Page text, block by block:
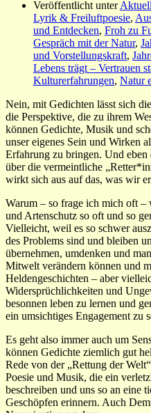
Veröffentlicht unter
Lyrik & Freiluftpoesie,
und Entdecken, Froh zu
Gespräch mit der Natur,
und Vorstellungskraft,
Lebens trägt – Vertrauen
Kulturerfahrungen, Natur
Nein, mit Gedichten lässt sich
die Perspektive, die zu ihrem
können Gedichte, Musik und
unser eigenes Sein und Wirken
Erfahrung zu bringen. Und eben
über die vermeintliche
wirkt sich aus auf das, was wir
Warum – so frage ich mich oft
und Artenschutz so oft und so
Vielleicht, weil es so schwer
des Problems sind und bleiben
übernehmen, umdenken und
Mitwelt verändern können und
Heldengeschichten – aber
Widersprüchlichkeiten und
besonnen leben zu lernen und
ein umsichtiges Engagement zu
Es geht also immer auch um
können Gedichte ziemlich gut
Rede von der „Rettung der
Poesie und Musik, die ein
beschreiben und uns so an eine
Geschöpfen erinnern. Auch